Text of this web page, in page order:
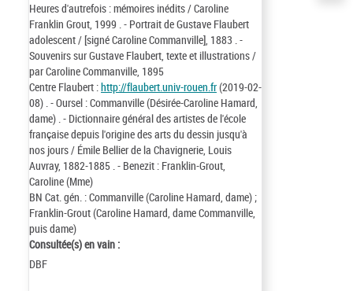
Heures d'autrefois : mémoires inédits / Caroline
Franklin Grout, 1999 . - Portrait de Gustave Flaubert
adolescent / [signé Caroline Commanville], 1883 . -
Souvenirs sur Gustave Flaubert, texte et illustrations /
par Caroline Commanville, 1895
Centre Flaubert :http://flaubert.univ-rouen.fr(2019-02-
08) . - Oursel : Commanville (Désirée-Caroline Hamard,
dame) . - Dictionnaire général des artistes de l'école
française depuis l'origine des arts du dessin jusqu'à
nos jours / Émile Bellier de la Chavignerie, Louis
Auvray, 1882-1885 . - Benezit : Franklin-Grout,
Caroline (Mme)
BN Cat. gén. : Commanville (Caroline Hamard, dame) ;
Franklin-Grout (Caroline Hamard, dame Commanville,
puis dame)
Consultée(s) en vain :
DBF